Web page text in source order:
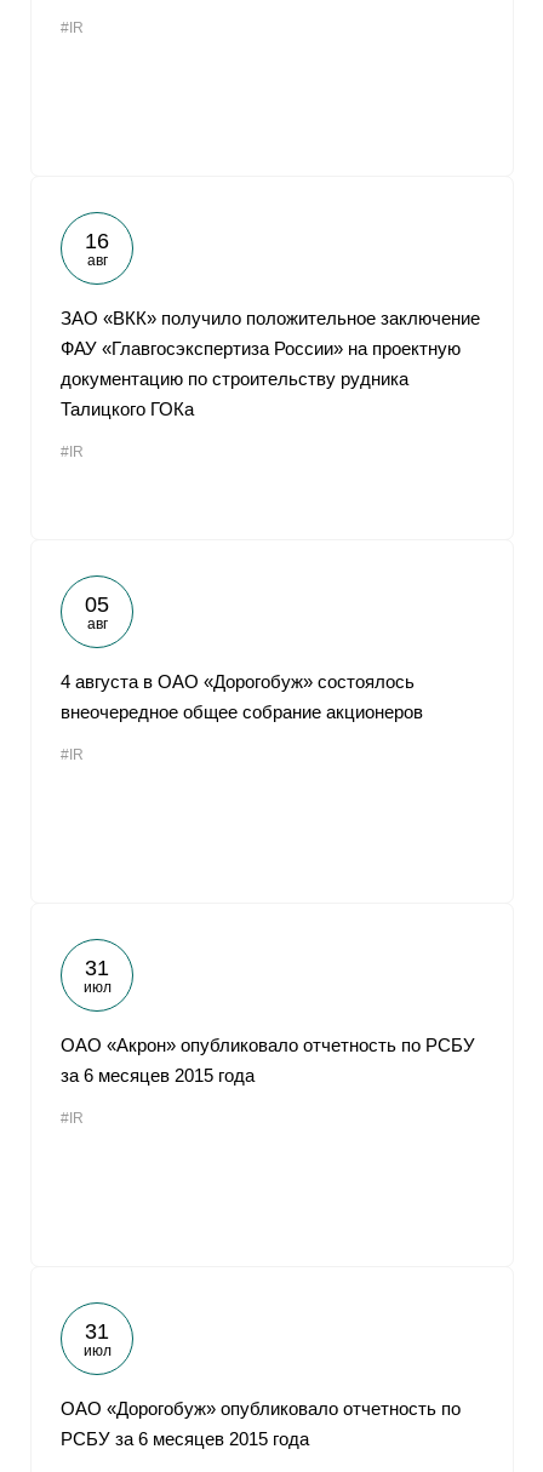
#IR
16
авг
ЗАО «ВКК» получило положительное заключение
ФАУ «Главгосэкспертиза России» на проектную
документацию по строительству рудника
Талицкого ГОКа
#IR
05
авг
4 августа в ОАО «Дорогобуж» состоялось
внеочередное общее собрание акционеров
#IR
31
июл
ОАО «Акрон» опубликовало отчетность по РСБУ
за 6 месяцев 2015 года
#IR
31
июл
ОАО «Дорогобуж» опубликовало отчетность по
РСБУ за 6 месяцев 2015 года